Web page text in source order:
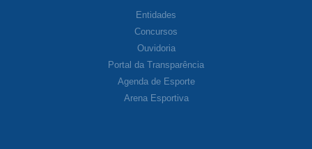
Entidades
Concursos
Ouvidoria
Portal da Transparência
Agenda de Esporte
Arena Esportiva